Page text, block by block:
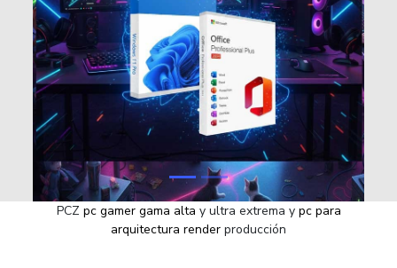
Contacto
Aviso de privacidad
PCZ pc gamer gama alta y ultra extrema y pc para
arquitectura render producción